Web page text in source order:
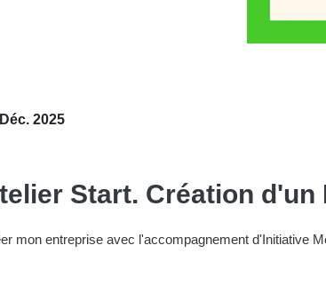
2025
Start. Création
mon entreprise avec l'accompagnement d'Initiative